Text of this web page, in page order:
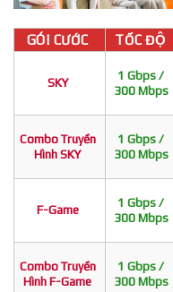
GÓI CƯỚC TỐC ĐỘ
SKY
1 Gbps /
300 Mbps
Combo Truyền
Hình SKY
1 Gbps /
300 Mbps
F-Game
1 Gbps /
300 Mbps
Combo Truyền
Hình F-Game
1 Gbps /
300 Mbps